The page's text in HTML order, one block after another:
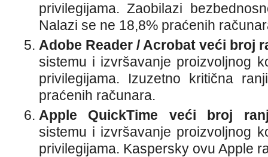
privilegijama. Zaobilazi
Nalazi se ne 18,8% praćenih
Adobe Reader / Acrobat veći broj
sistemu i izvršavanje proizvoljnog
privilegijama. Izuzetno kritična
praćenih računara.
Apple QuickTime veći broj
sistemu i izvršavanje proizvoljnog
privilegijama. Kaspersky ovu Apple